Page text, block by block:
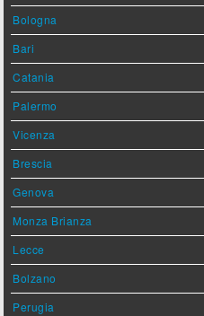
Bologna
Bari
Catania
Palermo
Vicenza
Brescia
Genova
Monza Brianza
Lecce
Bolzano
Perugia